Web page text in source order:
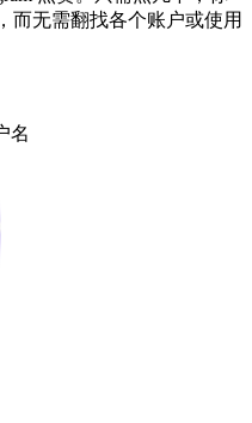
而无需翻找各个账户或使用
名